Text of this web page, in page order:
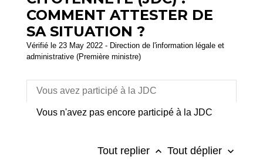
COMMENT ATTESTER DE
SA SITUATION ?
Vérifié le 23 May 2022 - Direction de l'information légale et
administrative (Première ministre)
Vous avez participé à la JDC
Vous n'avez pas encore participé à la JDC
Tout replier keyboard_arrow_up Tout déplier keyboard_arrow_down